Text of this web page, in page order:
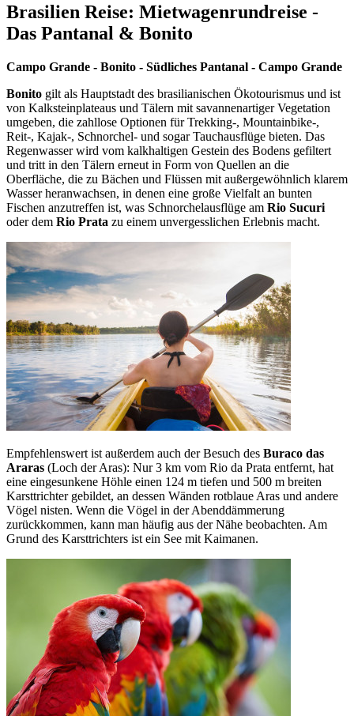
Brasilien Reise: Mietwagenrundreise -
Das Pantanal & Bonito
Campo Grande - Bonito - Südliches Pantanal - Campo Grande
Bonito gilt als Hauptstadt des brasilianischen Ökotourismus und ist
von Kalksteinplateaus und Tälern mit savannenartiger Vegetation
umgeben, die zahllose Optionen für Trekking-, Mountainbike-,
Reit-, Kajak-, Schnorchel- und sogar Tauchausflüge bieten. Das
Regenwasser wird vom kalkhaltigen Gestein des Bodens gefiltert
und tritt in den Tälern erneut in Form von Quellen an die
Oberfläche, die zu Bächen und Flüssen mit außergewöhnlich klarem
Wasser heranwachsen, in denen eine große Vielfalt an bunten
Fischen anzutreffen ist, was Schnorchelausflüge am Rio Sucuri
oder dem Rio Prata zu einem unvergesslichen Erlebnis macht.
Empfehlenswert ist außerdem auch der Besuch des Buraco das
Araras (Loch der Aras): Nur 3 km vom Rio da Prata entfernt, hat
eine eingesunkene Höhle einen 124 m tiefen und 500 m breiten
Karsttrichter gebildet, an dessen Wänden rotblaue Aras und andere
Vögel nisten. Wenn die Vögel in der Abenddämmerung
zurückkommen, kann man häufig aus der Nähe beobachten. Am
Grund des Karsttrichters ist ein See mit Kaimanen.